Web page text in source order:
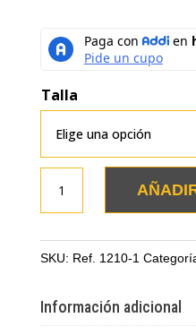
Talla
cuero
cantidad
SKU: Ref. 1210-1
Información adicional